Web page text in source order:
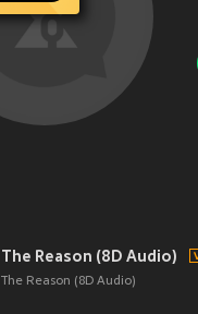
The Reason (8D Audio)
The Reason (8D Audio)